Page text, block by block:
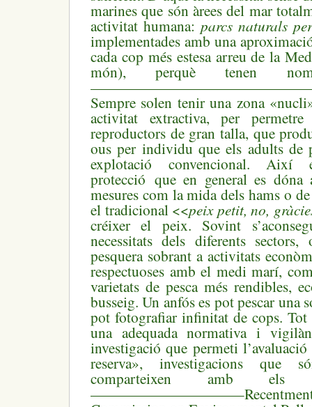
marines que són àrees del mar
activitat humana: parcs naturals
implementades amb una
cada cop més estesa arreu de la
món), perquè tenen
Sempre solen tenir una zona
activitat extractiva, per
reproductors de gran talla, que
ous per individu que els adults de
explotació convencional. Així
protecció que en general es dóna
mesures com la mida dels hams o
el tradicional <<peix petit, no,
créixer el peix. Sovint
necessitats dels diferents
pesquera sobrant a activitats
respectuoses amb el medi marí,
varietats de pesca més rendibles,
busseig. Un anfós es pot pescar una
pot fotografiar infinitat de cops. Tot
una adequada normativa i
investigació que permeti l’avaluació
reserva», investigacions que
comparteixen amb els